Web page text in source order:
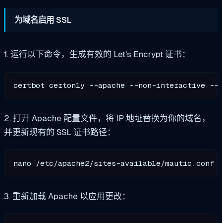
为域名启用 SSL
1. 运行以下命令，生成有效的 Let's Encrypt 证书：
certbot certonly --apache --non-interactive
2. 打开 Apache 配置文件，将 IP 地址替换为你的域名，
并更新现有的 SSL 证书路径：
3. 重新加载 Apache 以应用更改：